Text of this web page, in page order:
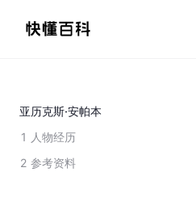
亚历克斯·安帕本
1 人物经历
2 参考资料